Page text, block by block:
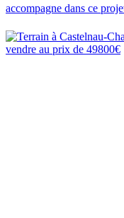
accompagne dans ce